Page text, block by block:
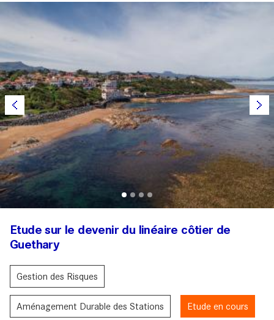
Etude sur le devenir du linéaire côtier de
Guethary
Gestion des Risques
Aménagement Durable des Stations Etude en cours